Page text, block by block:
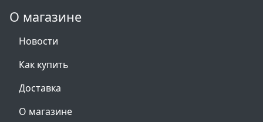
О магазине
Новости
Как купить
Доставка
О магазине